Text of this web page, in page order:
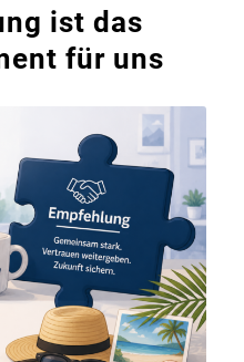
ist das
für uns